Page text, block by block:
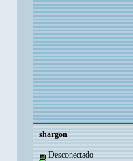
shargon
Desconectado